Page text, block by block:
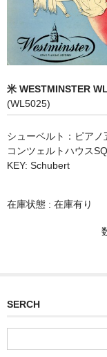
歌曲
古楽曲
PICK UP
ORDER
米 WESTMINSTER
(WL5025)
シューベルト：ピア
コンツェルトハウスSQ
KEY: Schubert
在庫状態 : 在庫有り
SERCH